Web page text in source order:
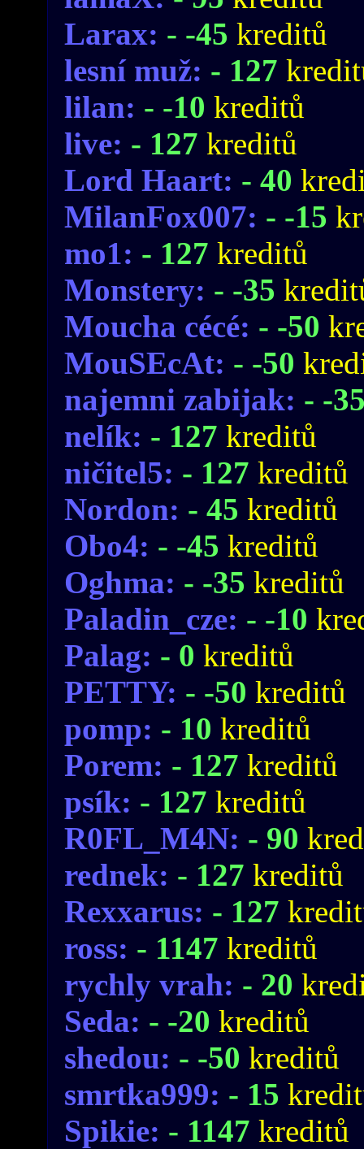
Larax: - -45 kreditů
lesní muž: - 127
lilan: - -10 kreditů
live: - 127 kreditů
Lord Haart: - 40
MilanFox007: - -15
mo1: - 127 kreditů
Monstery: - -35
Moucha cécé: - -50
MouSEcAt: - -50
najemni zabijak: - -
nelík: - 127 kreditů
ničitel5: - 127 kreditů
Nordon: - 45 kreditů
Obo4: - -45 kreditů
Oghma: - -35 kreditů
Paladin_cze: - -10
Palag: - 0 kreditů
PETTY: - -50 kreditů
pomp: - 10 kreditů
Porem: - 127 kreditů
psík: - 127 kreditů
R0FL_M4N: - 90
rednek: - 127 kreditů
Rexxarus: - 127
ross: - 1147 kreditů
rychly vrah: - 20
Seda: - -20 kreditů
shedou: - -50 kreditů
smrtka999: - 15
Spikie: - 1147 kreditů